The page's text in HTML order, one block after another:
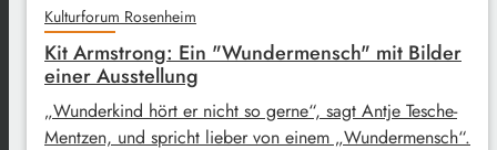
Kulturforum Rosenheim
Kit Armstrong: Ein "Wundermensch" mit Bilder
einer Ausstellung
„Wunderkind hört er nicht so gerne“, sagt Antje Tesche-
Mentzen, und spricht lieber von einem „Wundermensch“.